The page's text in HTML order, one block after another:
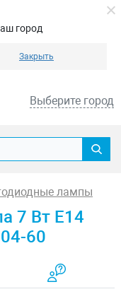
город
Закрыть
Выберите город
лампы
7 Вт E14
60